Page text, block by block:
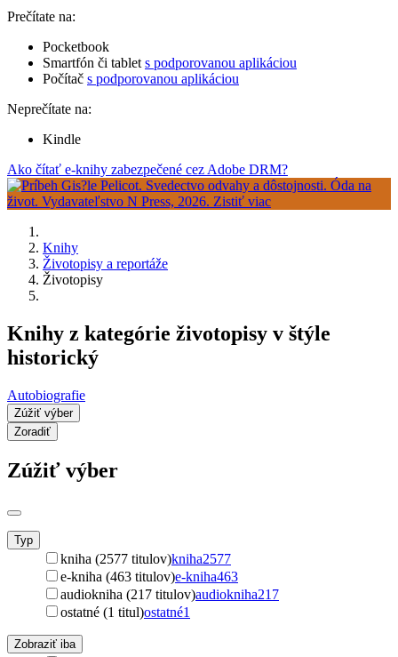
Prečítate na:
Pocketbook
Smartfón či tablet s podporovanou aplikáciou
Počítač s podporovanou aplikáciou
Neprečítate na:
Kindle
Ako čítať e-knihy zabezpečené cez Adobe DRM?
Knihy
Životopisy a reportáže
Životopisy
Knihy z kategórie životopisy v štýle
historický
Autobiografie
Zúžiť výber
Zoradiť
Zúžiť výber
Typ
kniha (2577 titulov)kniha2577
e-kniha (463 titulov)e-kniha463
audiokniha (217 titulov)audiokniha217
ostatné (1 titul)ostatné1
Zobraziť iba